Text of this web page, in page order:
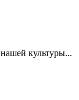
культуры...